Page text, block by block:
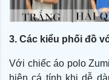
3. Các kiểu phối đồ
Với chiếc áo polo